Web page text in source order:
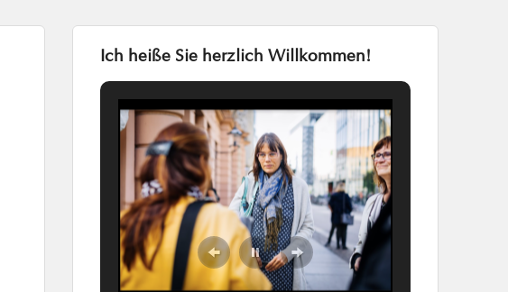
Ich heiße Sie herzlich Willkommen!